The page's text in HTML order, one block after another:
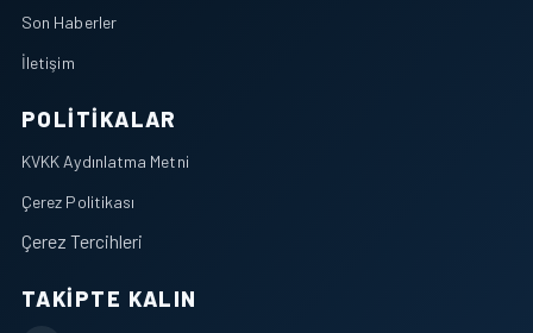
Son Haberler
İletişim
POLITIKALAR
KVKK Aydınlatma Metni
Çerez Politikası
Çerez Tercihleri
TAKIPTE KALIN